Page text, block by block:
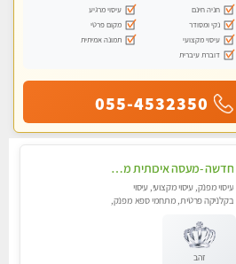
חניה חינם
עיסוי מרגיע
נקי ומסודר
מקום פרטי
עיסוי מקצועי
תמונה אמיתית
דוברת עיברית
055-4532350
חדשה -מעסה איכותית מפנקת ומקצועית עיסוי חלומי ..... בקרית אתא
עיסוי מפנק, עיסוי מקצועי, עיסוי
בקלניקה פרטית, מתחמי ספא מפנק,
זהב